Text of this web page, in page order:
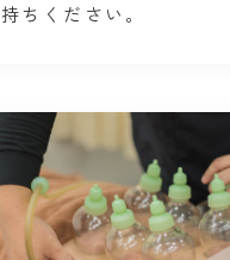
持ちください。